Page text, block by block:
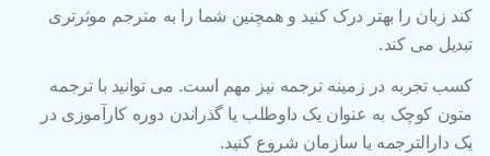
کند زبان را بهتر درک کنید و همچنین شما را به مترجم موثرتری
تبدیل می کند.
کسب تجربه در زمینه ترجمه نیز مهم است. می توانید با ترجمه
متون کوچک به عنوان یک داوطلب یا گذراندن دوره کارآموزی در
یک دارالترجمه یا سازمان شروع کنید.